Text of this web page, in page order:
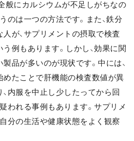
般にカルシウムが不足しがちなの
のは一つの方法です。また、鉄分
が、サプリメントの摂取で検査
例もあります。しかし、効果に関
品が多いのが現状です。中には、
めたことで肝機能の検査数値が異
内服を中止し少したってから回
われる事例もあります。サプリメ
分の生活や健康状態をよく観察